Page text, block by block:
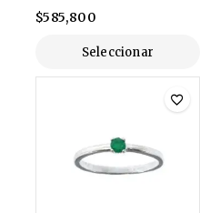
0
de
$585,800
Seleccionar
Opciones